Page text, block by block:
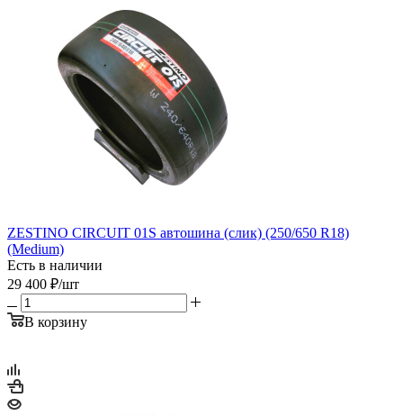
ZESTINO CIRCUIT 01S автошина (слик) (250/650 R18)
(Medium)
Есть в наличии
29 400 ₽/шт
В корзину